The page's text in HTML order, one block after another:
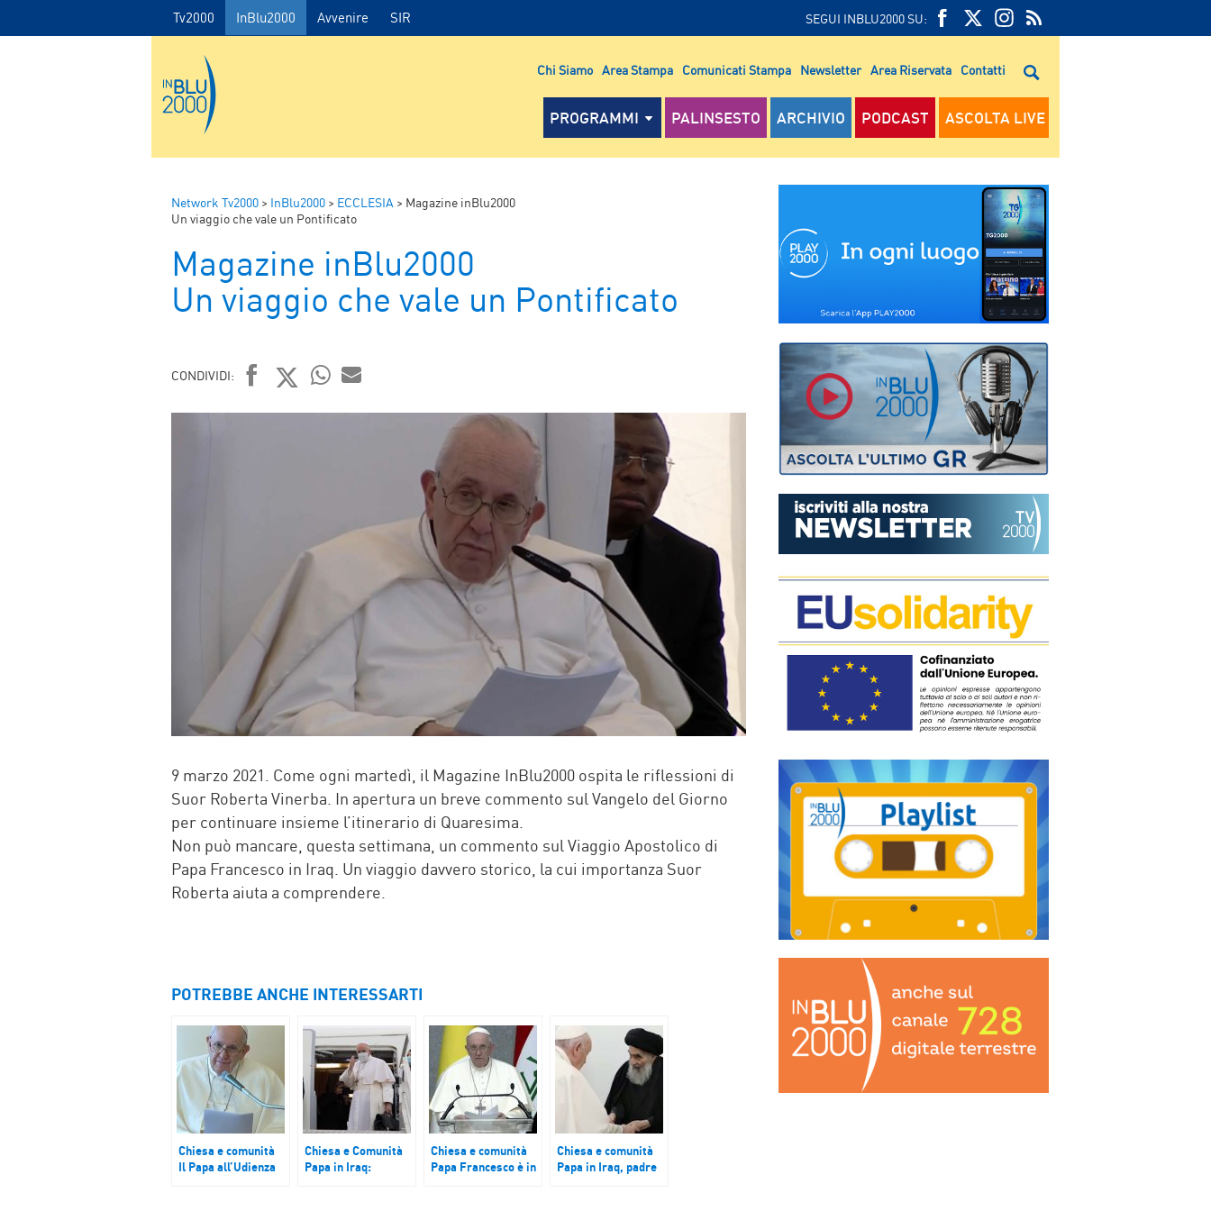
Tv2000 InBlu2000 Avvenire SIR SEGUI INBLU2000 SU:
FEED
RSS
RSS
Chi Siamo Area Stampa Comunicati Stampa Newsletter Area Riservata Contatti
PROGRAMMI PALINSESTO ARCHIVIO PODCAST ASCOLTA LIVE
Network Tv2000 > InBlu2000 > ECCLESIA > Magazine inBlu2000
Un viaggio che vale un Pontificato
Magazine inBlu2000
Un viaggio che vale un Pontificato
CONDIVIDI:
FACEBOOK
TWITTER
WHATSAPP
MAIL
9 marzo 2021. Come ogni martedì, il Magazine InBlu2000 ospita le riflessioni di
Suor Roberta Vinerba. In apertura un breve commento sul Vangelo del Giorno
per continuare insieme l’itinerario di Quaresima.
Non può mancare, questa settimana, un commento sul Viaggio Apostolico di
Papa Francesco in Iraq. Un viaggio davvero storico, la cui importanza Suor
Roberta aiuta a comprendere.
POTREBBE ANCHE INTERESSARTI
Chiesa e comunità
Il Papa all’Udienza
Chiesa e Comunità
Papa in Iraq:
Chiesa e comunità
Papa Francesco è in
Chiesa e comunità
Papa in Iraq, padre